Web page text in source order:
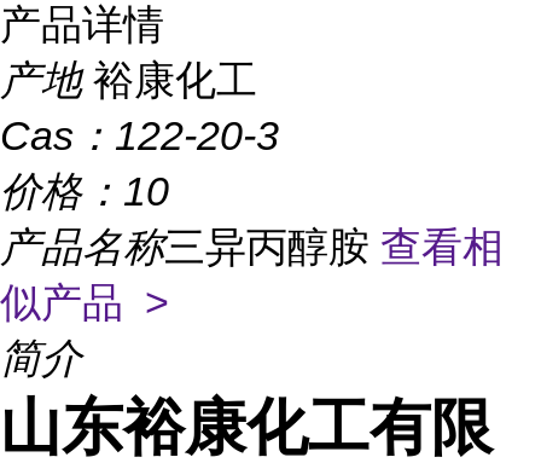
产品详情
产地 裕康化工
Cas： 122-20-3
价格： 10
产品名称三异丙醇胺 查看相
似产品 >
简介
山东裕康化工有限